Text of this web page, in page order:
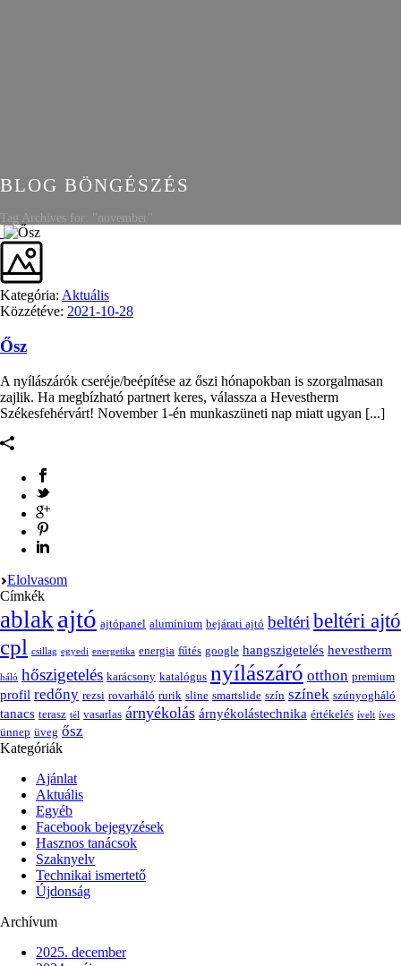
BLOG BÖNGÉSZÉS
Tag Archives for: "november"
Kategória: Aktuális
Közzétéve: 2021-10-28
Ősz
A nyílászárók cseréje/beépítése az őszi hónapokban is szorgalmasan
zajlik. Ha megbízható partnert keres, válassza a Hevestherm
Székesfehérvárt! November 1-én munkaszüneti nap miatt ugyan [...]
Elolvasom
Címkék
ablak ajtó ajtópanel alumínium bejárati ajtó beltéri beltéri ajtó
cpl csillag egyedi energetika energia fűtés google hangszigetelés hevestherm
háló hőszigetelés karácsony katalógus nyílászáró otthon premium
profil redőny rezsi rovarháló rurik sline smartslide szín színek szúnyogháló
tanacs terasz tél vasarlas árnyékolás árnyékolástechnika értékelés ívelt íves
ünnep üveg ősz
Kategóriák
Ajánlat
Aktuális
Egyéb
Facebook bejegyzések
Hasznos tanácsok
Szaknyelv
Technikai ismertető
Újdonság
Archívum
2025. december